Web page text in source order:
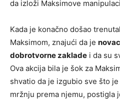
da izloži Maksimove
Kada je konačno došao
Maksimom, znajući da je
dobrotvorne zaklade i da su
Ova akcija bila je šok za
shvatio da je izgubio sve što
mržnju prema njemu, postigla